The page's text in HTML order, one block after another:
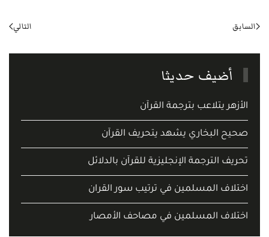
السابق التالي
أضيف حديثا
الأزهر يتلاعب بترجمة القرآن
صحيح البخاري يشهد يتحريف القرآن
تحريف الترجمة الإنجليزية للقرآن بالدلائل
اختلاف المسلمين في ترتيب سور القران
اختلاف المسلمين في مصاحف الأمصار